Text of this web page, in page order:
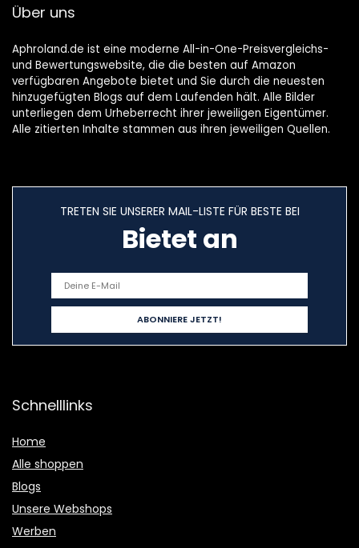
Kinnbacke, Enthält
Über uns
Aphroland.de ist eine moderne All-in-One-Preisvergleichs-
und Bewertungswebsite, die die besten auf Amazon
verfügbaren Angebote bietet und Sie durch die neuesten
hinzugefügten Blogs auf dem Laufenden hält. Alle Bilder
unterliegen dem Urheberrecht ihrer jeweiligen Eigentümer.
Alle zitierten Inhalte stammen aus ihren jeweiligen Quellen.
TRETEN SIE UNSERER MAIL-LISTE FÜR BESTE BEI
Bietet an
Schnelllinks
Home
Alle shoppen
Blogs
Unsere Webshops
Werben